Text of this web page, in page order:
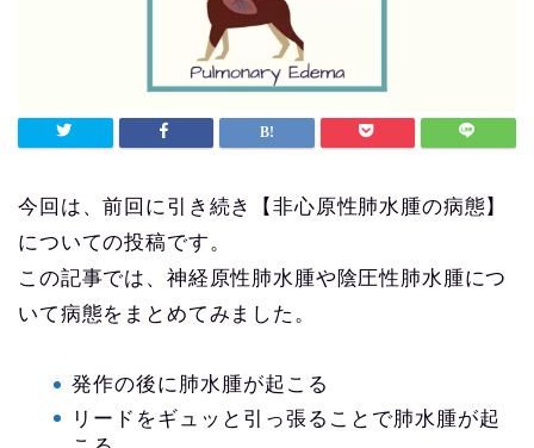
今回は、前回に引き続き【非心原性肺水腫の病態】
についての投稿です。
この記事では、神経原性肺水腫や陰圧性肺水腫につ
いて病態をまとめてみました。
発作の後に肺水腫が起こる
リードをギュッと引っ張ることで肺水腫が起